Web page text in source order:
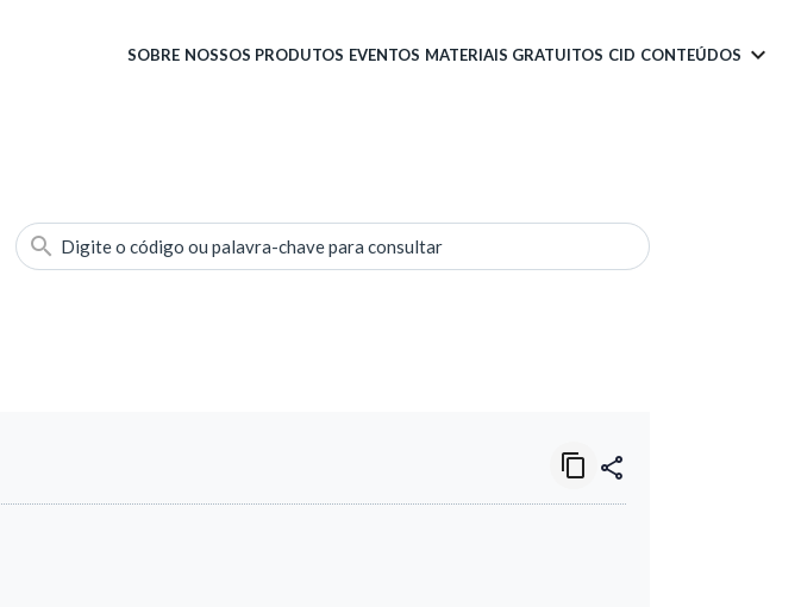
SOBRE NOSSOS PRODUTOS EVENTOS MATERIAIS GRATUITOS CID CONTEÚDOS
Digite o código ou palavra-chave para consultar